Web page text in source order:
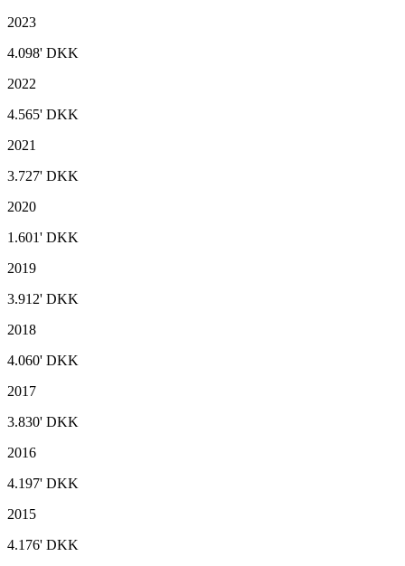
2023
4.098' DKK
2022
4.565' DKK
2021
3.727' DKK
2020
1.601' DKK
2019
3.912' DKK
2018
4.060' DKK
2017
3.830' DKK
2016
4.197' DKK
2015
4.176' DKK